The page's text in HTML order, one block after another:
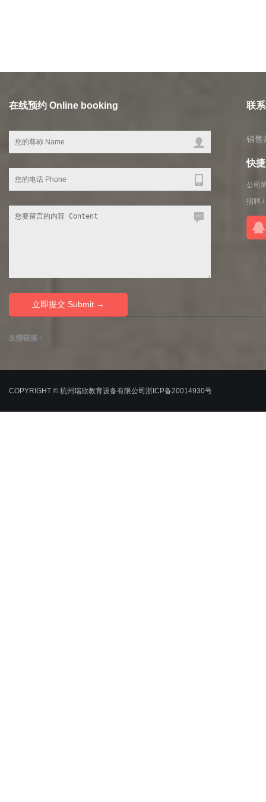
在线预约 Online booking 联
销售
快
公司
招聘 /
友情链接：
COPYRIGHT © 杭州瑞欣教育设备有限公司 浙ICP备20014930号